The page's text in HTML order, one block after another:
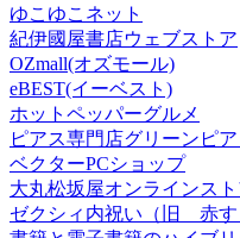
ゆこゆこネット
紀伊國屋書店ウェブストア
OZmall(オズモール)
eBEST(イーベスト)
ホットペッパーグルメ
ピアス専門店グリーンピ
ベクターPCショップ
大丸松坂屋オンラインスト
ゼクシィ内祝い（旧 赤す